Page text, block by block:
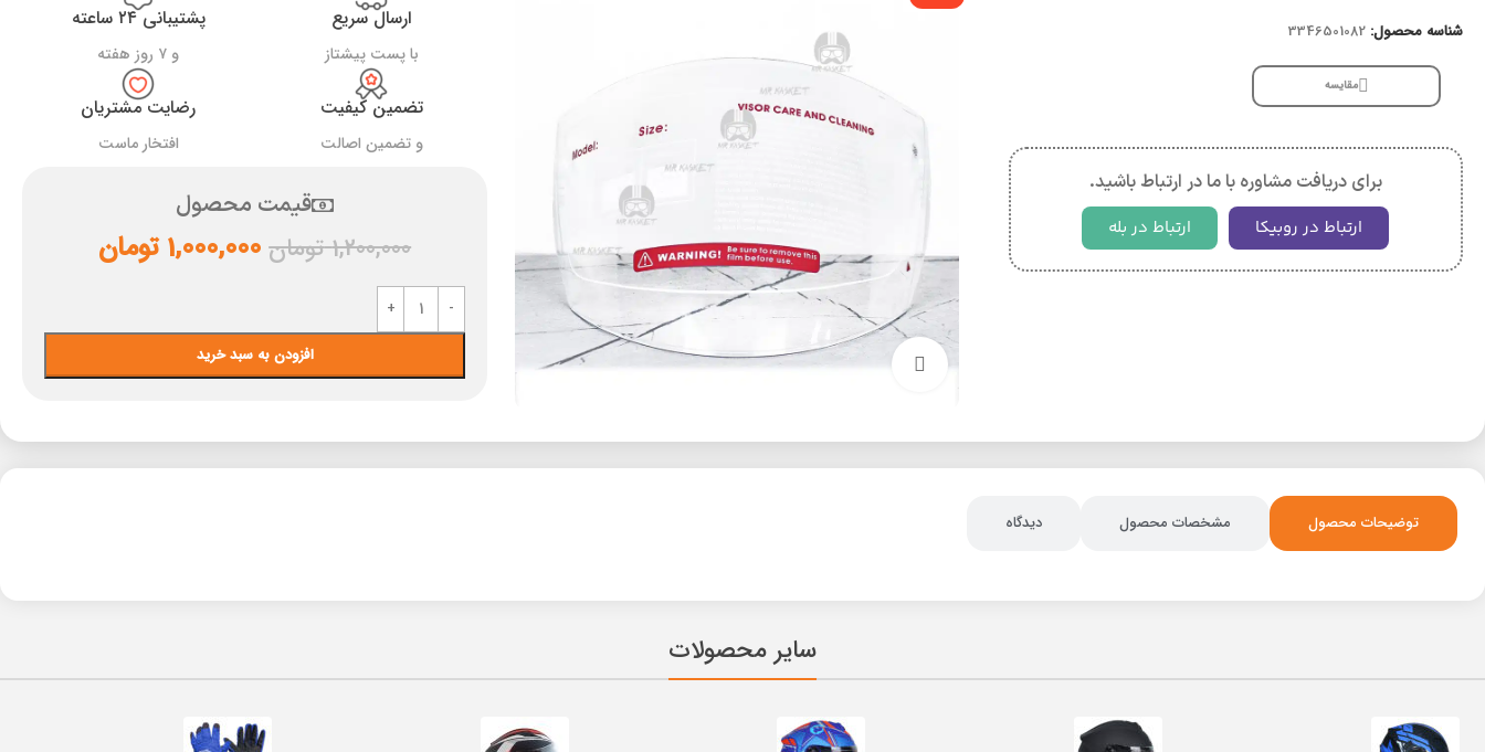
شناسه محصول: 3346501082
مقایسه
برای دریافت مشاوره با ما در ارتباط باشید.
ارتباط در روبیکا ارتباط در بله
بزرگنمایی تصویر
ارسال سریع
با پست پیشتاز
پشتیبانی ۲۴ ساعته
و ۷ روز هفته
تضمین کیفیت
و تضمین اصالت
رضایت مشتریان
افتخار ماست
قیمت محصول
1,200,000 تومان 1,000,000 تومان
افزودن به سبد خرید
توضیحات محصول مشخصات محصول دیدگاه
سایر محصولات